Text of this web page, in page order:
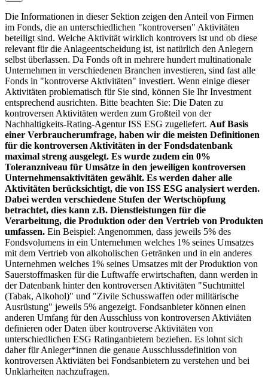
Die Informationen in dieser Sektion zeigen den Anteil von Firmen
im Fonds, die an unterschiedlichen "kontroversen" Aktivitäten
beteiligt sind. Welche Aktivität wirklich kontrovers ist und ob diese
relevant für die Anlageentscheidung ist, ist natürlich den Anlegern
selbst überlassen. Da Fonds oft in mehrere hundert multinationale
Unternehmen in verschiedenen Branchen investieren, sind fast alle
Fonds in "kontroverse Aktivitäten" investiert. Wenn einige dieser
Aktivitäten problematisch für Sie sind, können Sie Ihr Investment
entsprechend ausrichten. Bitte beachten Sie: Die Daten zu
kontroversen Aktivitäten werden zum Großteil von der
Nachhaltigkeits-Rating-Agentur ISS ESG zugeliefert. Auf Basis
einer Verbraucherumfrage, haben wir die meisten Definitionen
für die kontroversen Aktivitäten in der Fondsdatenbank
maximal streng ausgelegt. Es wurde zudem ein 0%
Toleranzniveau für Umsätze in den jeweiligen kontroversen
Unternehmensaktivitäten gewählt. Es werden daher alle
Aktivitäten berücksichtigt, die von ISS ESG analysiert werden.
Dabei werden verschiedene Stufen der Wertschöpfung
betrachtet, dies kann z.B. Dienstleistungen für die
Verarbeitung, die Produktion oder den Vertrieb von Produkten
umfassen. Ein Beispiel: Angenommen, dass jeweils 5% des
Fondsvolumens in ein Unternehmen welches 1% seines Umsatzes
mit dem Vertrieb von alkoholischen Getränken und in ein anderes
Unternehmen welches 1% seines Umsatzes mit der Produktion von
Sauerstoffmasken für die Luftwaffe erwirtschaften, dann werden in
der Datenbank hinter den kontroversen Aktivitäten "Suchtmittel
(Tabak, Alkohol)" und "Zivile Schusswaffen oder militärische
Ausrüstung" jeweils 5% angezeigt. Fondsanbieter können einen
anderen Umfang für den Ausschluss von kontroversen Aktiviäten
definieren oder Daten über kontroverse Aktivitäten von
unterschiedlichen ESG Ratinganbietern beziehen. Es lohnt sich
daher für Anleger*innen die genaue Ausschlussdefinition von
kontroversen Aktiviäten bei Fondsanbietern zu verstehen und bei
Unklarheiten nachzufragen.